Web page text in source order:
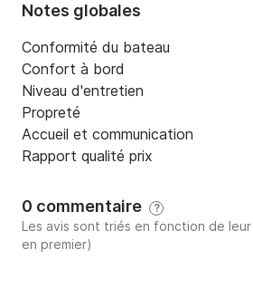
Notes globales
Conformité du bateau
Confort à bord
Niveau d'entretien
Propreté
Accueil et communication
Rapport qualité prix
0 commentaire ?
Les avis sont triés en fonction de
en premier)